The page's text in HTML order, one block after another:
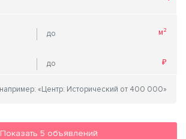
Показать 5 объявлений